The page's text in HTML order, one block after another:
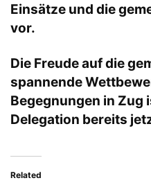
Einsätze und die
vor.
Die Freude auf die
spannende
Begegnungen in Zug
Delegation bereits
Related